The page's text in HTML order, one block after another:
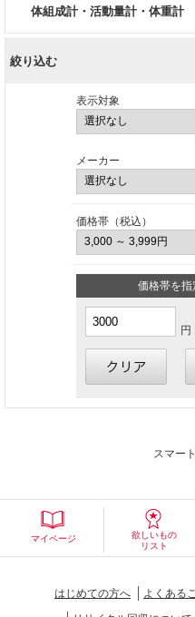
体組成計・活動量計・体重計
絞り込む
表示対象
メーカー
価格帯（税込）
価格帯を指
円
スマー
マイページ
欲しいもの
リスト
はじめての方へ よくある